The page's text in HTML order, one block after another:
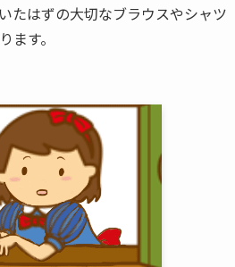
たはずの大切なブラウスやシャツ
す。